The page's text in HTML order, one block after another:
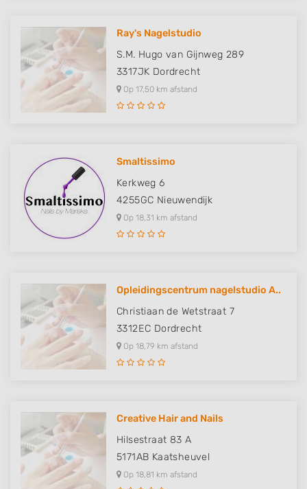
Ray's Nagelstudio
S.M. Hugo van Gijnweg 289
3317JK Dordrecht
Op 17,50 km afstand
Smaltissimo
Kerkweg 6
4255GC Nieuwendijk
Op 18,31 km afstand
Opleidingscentrum nagelstudio A..
Christiaan de Wetstraat 7
3312EC Dordrecht
Op 18,79 km afstand
Creative Hair and Nails
Hilsestraat 83 A
5171AB Kaatsheuvel
Op 18,81 km afstand
Functional
Advertising